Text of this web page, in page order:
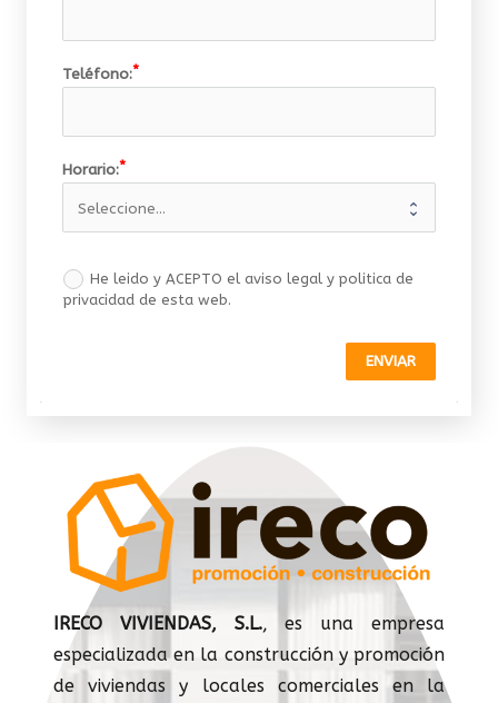
Teléfono:
Horario:
He leido y ACEPTO el aviso legal y politica de
privacidad de esta web.
ENVIAR
IRECO VIVIENDAS, S.L., es una empresa
especializada en la construcción y promoción
de viviendas y locales comerciales en la